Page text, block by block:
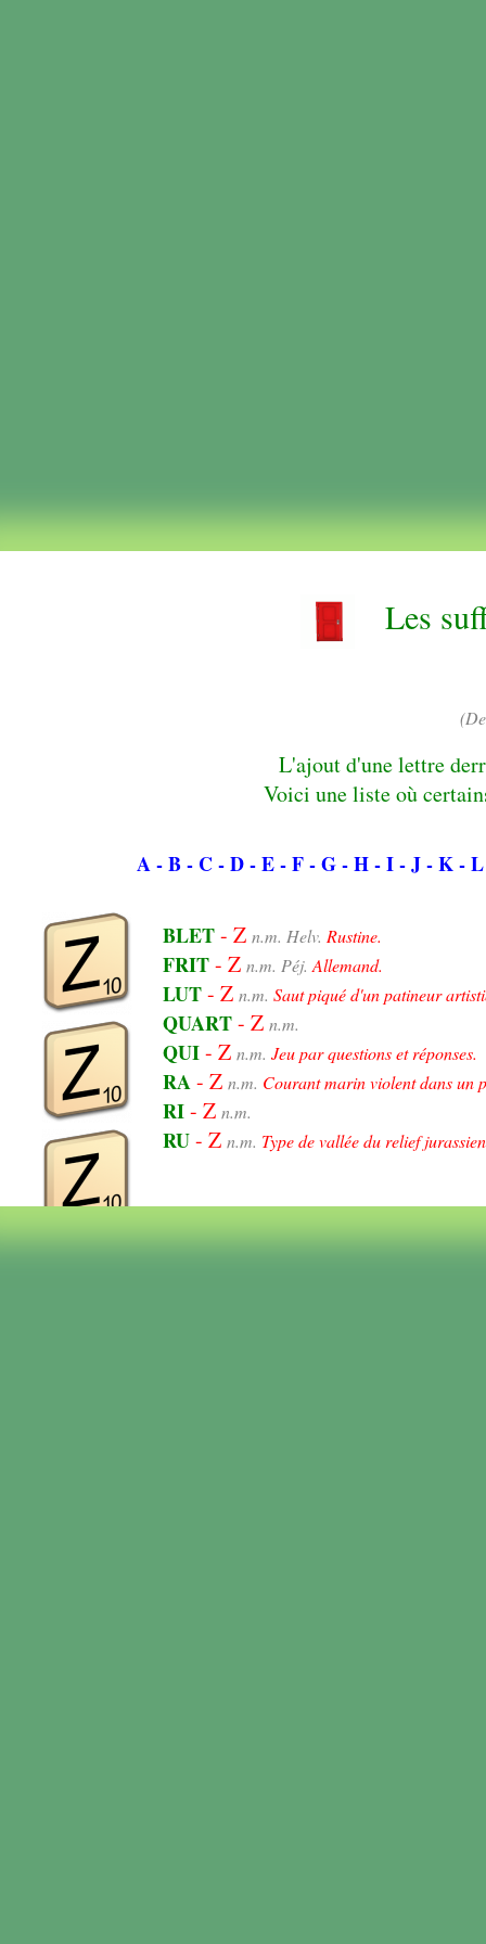
Les
L'ajout d'une lettre
Voici une liste où
A- B- C- D- E- F- G- H- I- J- K- L
BLET- Z n.m. Helv. Rustine.
FRIT- Z n.m. Péj. Allemand.
LUT- Z n.m. Saut piqué d'un patineur
QUART- Z n.m.
QUI- Z n.m. Jeu par questions et réponses.
RA- Z n.m. Courant marin violent dans un
RI- Z n.m.
RU- Z n.m. Type de vallée du relief